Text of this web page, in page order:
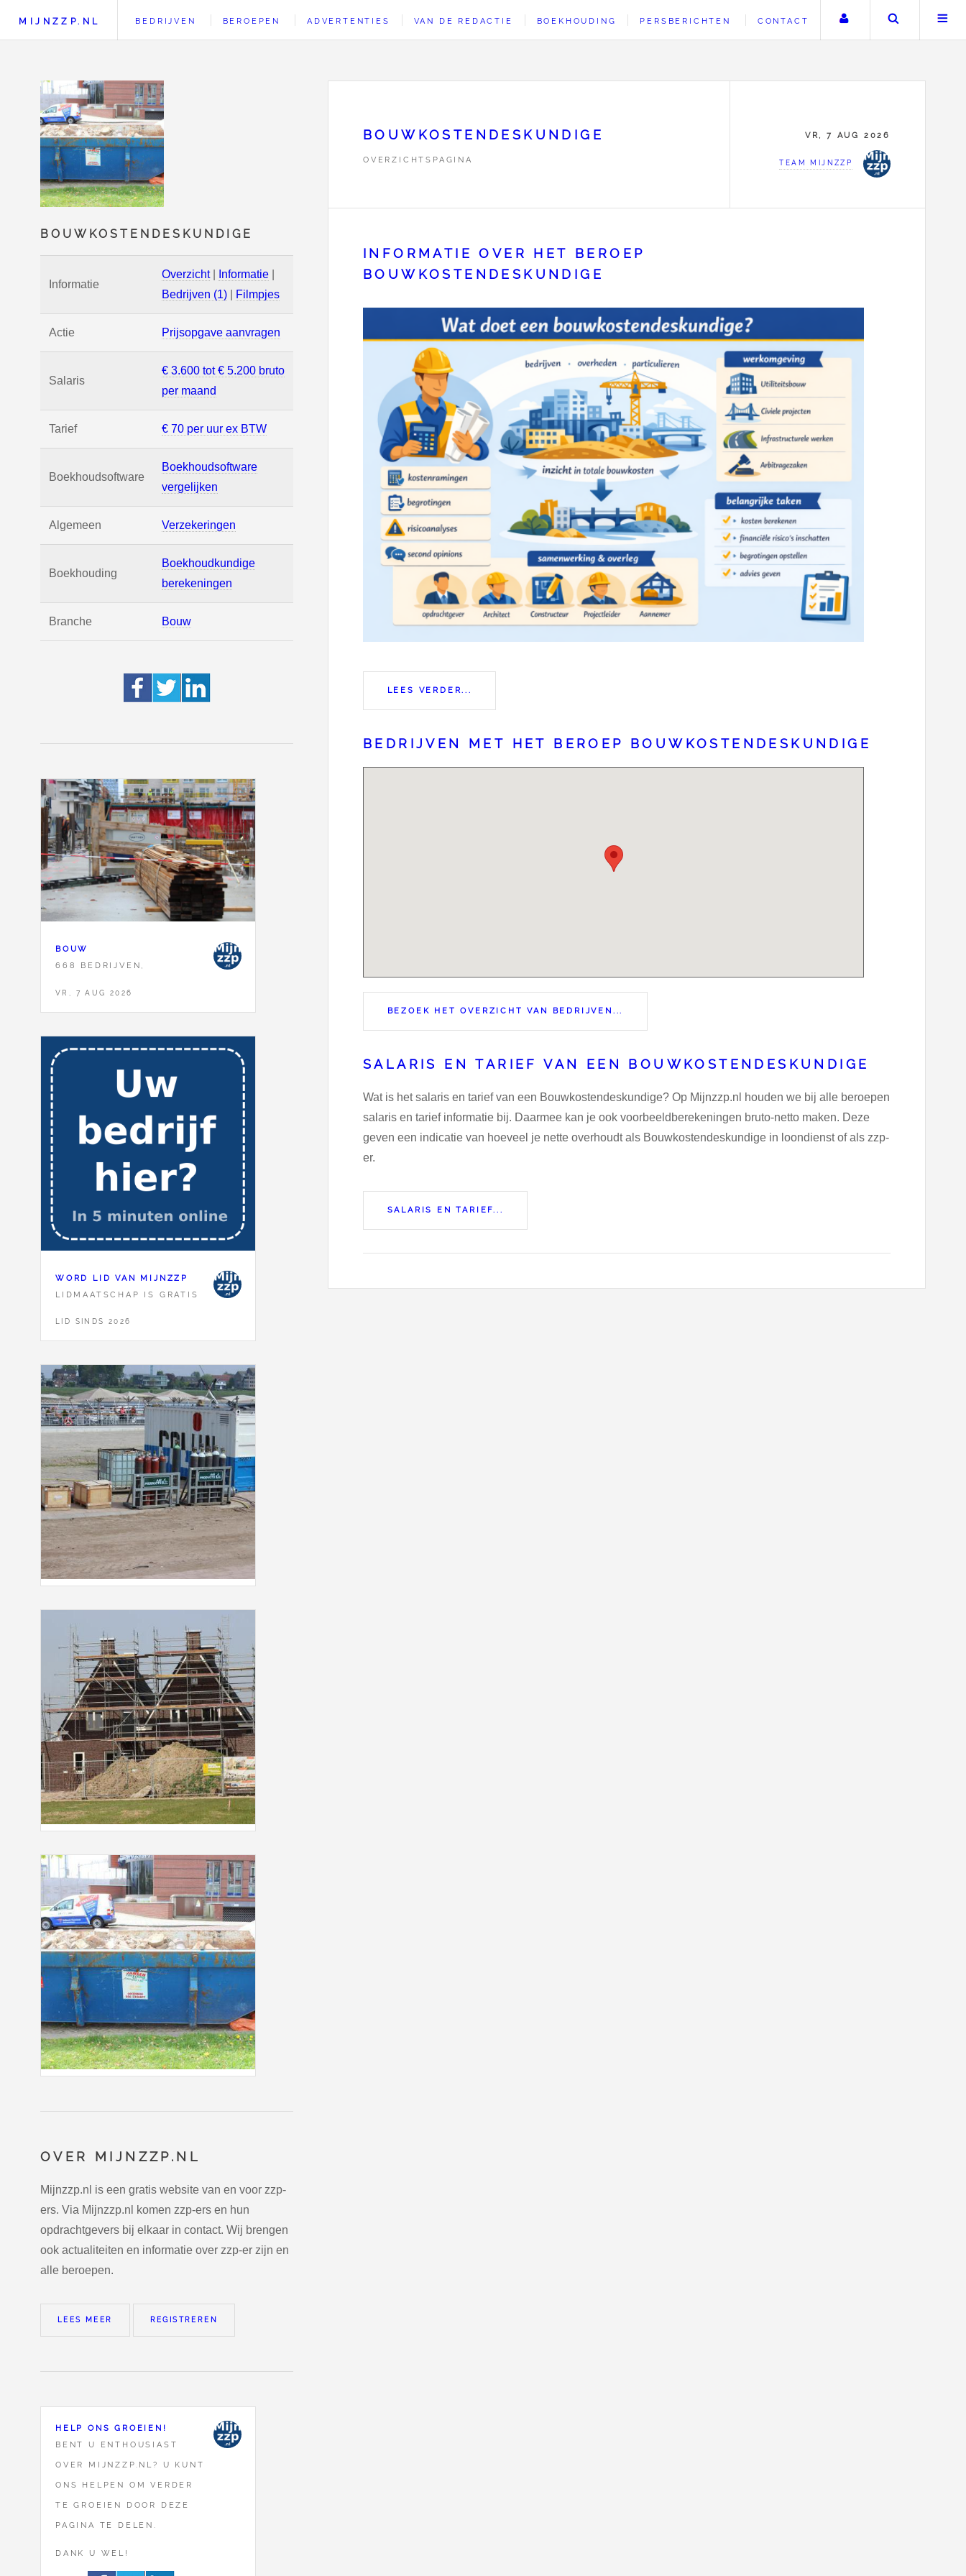
BOUWKOSTENDESKUNDIGE
Informatie
Overzicht| Informatie
Bedrijven (1)
Filmpjes
Actie Prijsopgave aanvragen
Salaris
€ 3.600 tot € 5.200 bruto
per maand
Tarief € 70 per uur ex BTW
Boekhoudsoftware
Boekhoudsoftware
vergelijken
Algemeen Verzekeringen
Boekhouding
Boekhoudkundige
berekeningen
Branche Bouw
BOUW
668 BEDRIJVEN,
VR, 7 AUG 2026
WORD LID VAN MIJNZZP
LIDMAATSCHAP IS GRATIS
LID SINDS 2026
OVER MIJNZZP.NL
Mijnzzp.nl is een gratis website van en voor zzp-
ers. Via Mijnzzp.nl komen zzp-ers en hun
opdrachtgevers bij elkaar in contact. Wij brengen
ook actualiteiten en informatie over zzp-er zijn en
alle beroepen.
LEES MEER REGISTREREN
HELP ONS GROEIEN!
BENT U ENTHOUSIAST
OVER MIJNZZP.NL? U KUNT
ONS HELPEN OM VERDER
TE GROEIEN DOOR DEZE
PAGINA TE DELEN.
DANK U WEL!
MIJNZZP.NL BEDRIJVEN BEROEPEN ADVERTENTIES VAN DE REDACTIE BOEKHOUDING PERSBERICHTEN CONTACT Uw accountZoeken
BOUWKOSTENDESKUNDIGE
OVERZICHTSPAGINA
VR, 7 AUG 2026
TEAM MIJNZZP
INFORMATIE OVER HET BEROEP
BOUWKOSTENDESKUNDIGE
LEES VERDER...
BEDRIJVEN MET HET BEROEP BOUWKOSTENDESKUNDIGE
BEZOEK HET OVERZICHT VAN BEDRIJVEN...
SALARIS EN TARIEF VAN EEN BOUWKOSTENDESKUNDIGE
Wat is het salaris en tarief van een Bouwkostendeskundige? Op Mijnzzp.nl houden we bij alle beroepen
salaris en tarief informatie bij. Daarmee kan je ook voorbeeldberekeningen bruto-netto maken. Deze
geven een indicatie van hoeveel je nette overhoudt als Bouwkostendeskundige in loondienst of als zzp-
er.
SALARIS EN TARIEF...